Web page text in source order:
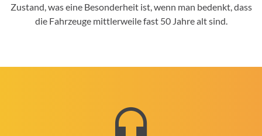
Zustand, was eine Besonderheit ist, wenn man bedenkt, dass
die Fahrzeuge mittlerweile fast 50 Jahre alt sind.